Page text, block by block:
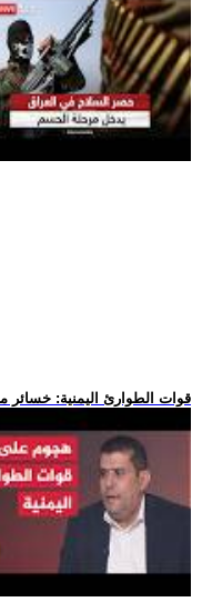
.. قوات الطوارئ اليمنية: